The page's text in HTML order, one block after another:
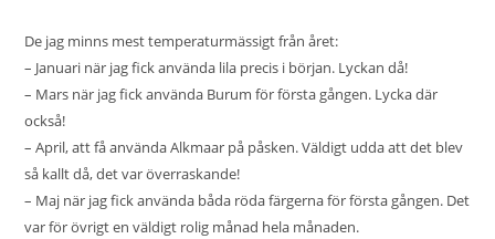
De jag minns mest temperaturmässigt från året:
– Januari när jag fick använda lila precis i början. Lyckan då!
– Mars när jag fick använda Burum för första gången. Lycka där
också!
– April, att få använda Alkmaar på påsken. Väldigt udda att det blev
så kallt då, det var överraskande!
– Maj när jag fick använda båda röda färgerna för första gången. Det
var för övrigt en väldigt rolig månad hela månaden.